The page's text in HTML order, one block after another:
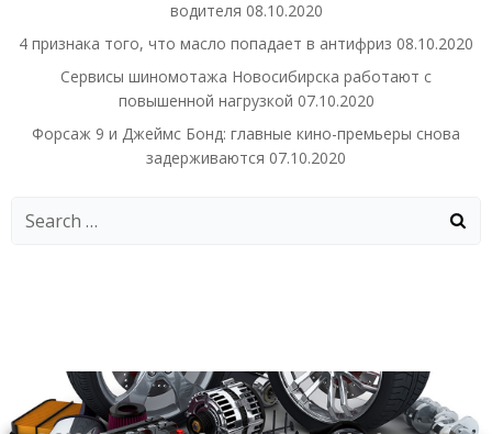
водителя 08.10.2020
4 признака того, что масло попадает в антифриз 08.10.2020
Сервисы шиномотажа Новосибирска работают с
повышенной нагрузкой 07.10.2020
Форсаж 9 и Джеймс Бонд: главные кино-премьеры снова
задерживаются 07.10.2020
Search